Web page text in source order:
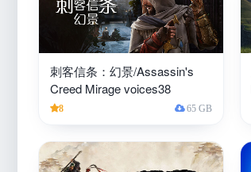
刺客信条：幻景/Assassin's
Creed Mirage voices38
8 65 GB